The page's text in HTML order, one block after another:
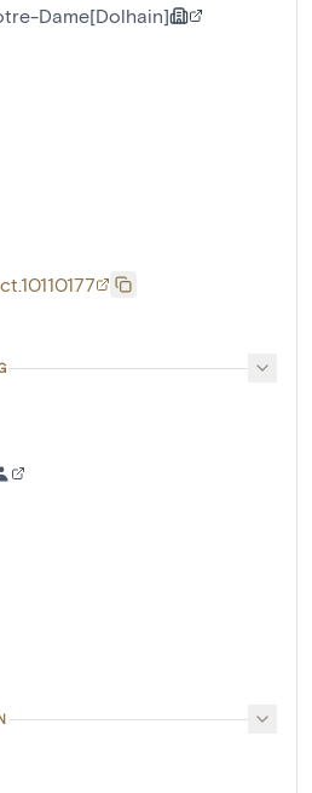
Dame[Dolhain]